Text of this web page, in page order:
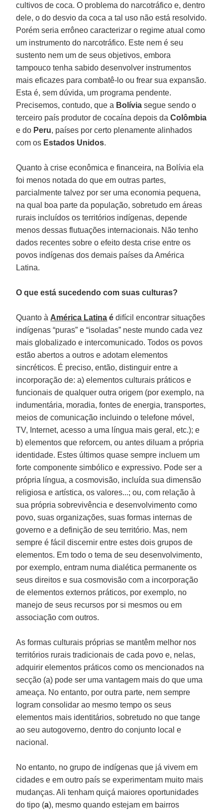
cultivos de coca. O problema do narcotráfico e, dentro
dele, o do desvio da coca a tal uso não está resolvido.
Porém seria errôneo caracterizar o regime atual como
um instrumento do narcotráfico. Este nem é seu
sustento nem um de seus objetivos, embora
tampouco tenha sabido desenvolver instrumentos
mais eficazes para combatê-lo ou frear sua expansão.
Esta é, sem dúvida, um programa pendente.
Precisemos, contudo, que a Bolívia segue sendo o
terceiro país produtor de cocaína depois daColômbia
e do Peru, países por certo plenamente alinhados
com os Estados Unidos.
Quanto à crise econômica e financeira, na Bolívia ela
foi menos notada do que em outras partes,
parcialmente talvez por ser uma economia pequena,
na qual boa parte da população, sobretudo em áreas
rurais incluídos os territórios indígenas, depende
menos dessas flutuações internacionais. Não tenho
dados recentes sobre o efeito desta crise entre os
povos indígenas dos demais países da América
Latina.
O que está sucedendo com suas culturas?
Quanto à América Latina édifícil encontrar situações
indígenas “puras” e “isoladas” neste mundo cada vez
mais globalizado e intercomunicado. Todos os povos
estão abertos a outros e adotam elementos
sincréticos. É preciso, então, distinguir entre a
incorporação de: a) elementos culturais práticos e
funcionais de qualquer outra origem (por exemplo, na
indumentária, moradia, fontes de energia, transportes,
meios de comunicação incluindo o telefone móvel,
TV, Internet, acesso a uma língua mais geral, etc.); e
b) elementos que reforcem, ou antes diluam a própria
identidade. Estes últimos quase sempre incluem um
forte componente simbólico e expressivo. Pode ser a
própria língua, a cosmovisão, incluída sua dimensão
religiosa e artística, os valores...; ou, com relação à
sua própria sobrevivência e desenvolvimento como
povo, suas organizações, suas formas internas de
governo e a definição de seu território. Mas, nem
sempre é fácil discernir entre estes dois grupos de
elementos. Em todo o tema de seu desenvolvimento,
por exemplo, entram numa dialética permanente os
seus direitos e sua cosmovisão com a incorporação
de elementos externos práticos, por exemplo, no
manejo de seus recursos por si mesmos ou em
associação com outros.
As formas culturais próprias se mantêm melhor nos
territórios rurais tradicionais de cada povo e, nelas,
adquirir elementos práticos como os mencionados na
secção (a) pode ser uma vantagem mais do que uma
ameaça. No entanto, por outra parte, nem sempre
logram consolidar ao mesmo tempo os seus
elementos mais identitários, sobretudo no que tange
ao seu autogoverno, dentro do conjunto local e
nacional.
No entanto, no grupo de indígenas que já vivem em
cidades e em outro país se experimentam muito mais
mudanças. Ali tenham quiçá maiores oportunidades
do tipo (a), mesmo quando estejam em bairros